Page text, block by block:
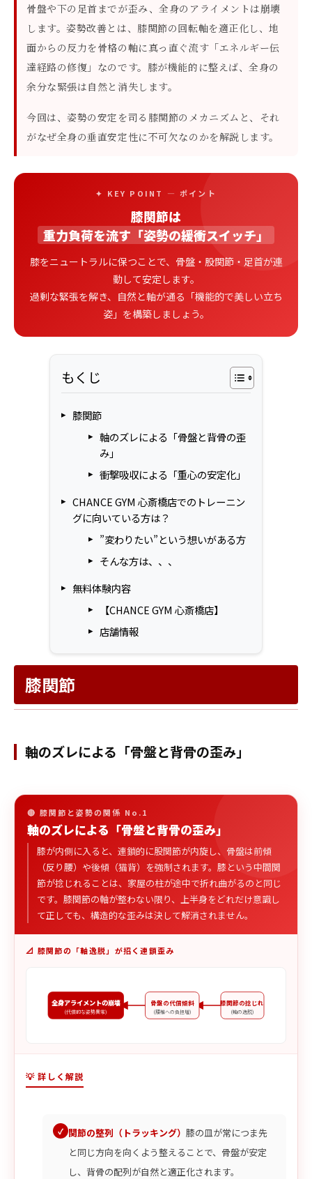
骨盤や下の足首までが歪み、全身のアライメントは崩壊
します。姿勢改善とは、膝関節の回転軸を適正化し、地
面からの反力を骨格の軸に真っ直ぐ流す「エネルギー伝
達経路の修復」なのです。膝が機能的に整えば、全身の
余分な緊張は自然と消失します。
今回は、姿勢の安定を司る膝関節のメカニズムと、それ
がなぜ全身の垂直安定性に不可欠なのかを解説します。
✦ KEY POINT — ポイント
膝関節は
重力負荷を流す「姿勢の緩衝スイッチ」
膝をニュートラルに保つことで、骨盤・股関節・足首が連
動して安定します。
過剰な緊張を解き、自然と軸が通る「機能的で美しい立ち
姿」を構築しましょう。
もくじ
膝関節
軸のズレによる「骨盤と背骨の歪
み」
衝撃吸収による「重心の安定化」
CHANCE GYM 心斎橋店でのトレーニン
グに向いている方は？
”変わりたい”という想いがある方
そんな方は、、、
無料体験内容
【CHANCE GYM 心斎橋店】
店舗情報
膝関節
軸のズレによる「骨盤と背骨の歪み」
🔴 膝関節と姿勢の関係 No.1
軸のズレによる「骨盤と背骨の歪み」
膝が内側に入ると、連鎖的に股関節が内旋し、骨盤は前傾
（反り腰）や後傾（猫背）を強制されます。膝という中間関
節が捻じれることは、家屋の柱が途中で折れ曲がるのと同じ
です。膝関節の軸が整わない限り、上半身をどれだけ意識し
て正しても、構造的な歪みは決して解消されません。
📐 膝関節の「軸逸脱」が招く連鎖歪み
膝関節の捻じれ
(軸の逸脱)
骨盤の代償傾斜
(腰椎への負担増)
全身アライメントの崩壊
(代償的な姿勢異常)
💡 詳しく解説
関節の整列（トラッキング） 膝の皿が常につま先
と同じ方向を向くよう整えることで、骨盤が安定
し、背骨の配列が自然と適正化されます。